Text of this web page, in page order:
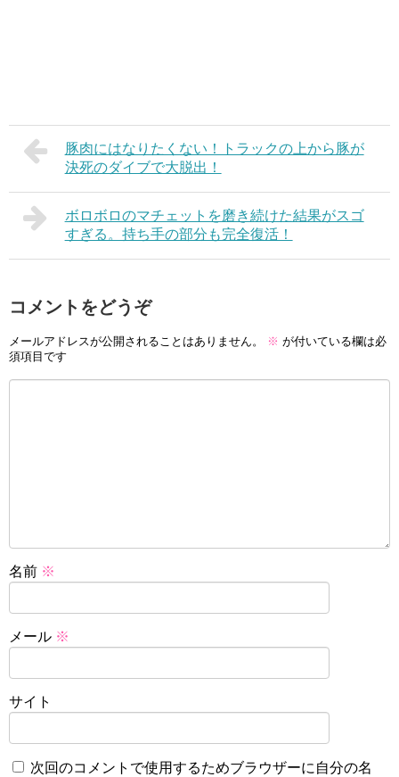
豚肉にはなりたくない！トラックの上から豚が
決死のダイブで大脱出！
ボロボロのマチェットを磨き続けた結果がスゴ
すぎる。持ち手の部分も完全復活！
コメントをどうぞ
メールアドレスが公開されることはありません。 ※ が付いている欄は必
須項目です
名前 ※
メール ※
サイト
次回のコメントで使用するためブラウザーに自分の名